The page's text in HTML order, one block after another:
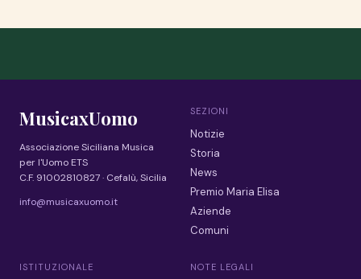
MusicaxUomo
Associazione Siciliana Musica
per l'Uomo ETS
C.F. 91002810827 · Cefalù, Sicilia
info@musicaxuomo.it
SEZIONI
Notizie
Storia
News
Premio Maria Elisa
Aziende
Comuni
ISTITUZIONALE NOTE LEGALI